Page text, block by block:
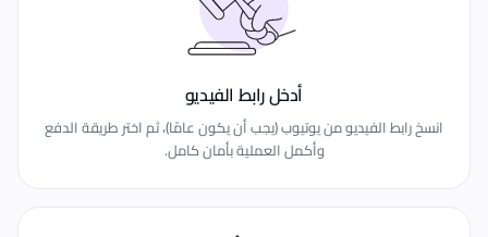
أدخل رابط الفيديو
انسخ رابط الفيديو من يوتيوب (يجب أن يكون عامًا)، ثم اختر طريقة الدفع
وأكمل العملية بأمان كامل.